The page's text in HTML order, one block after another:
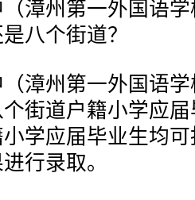
州第一外国语学
八个街道？
州第一外国语学
街道户籍小学应
学应届毕业生均
行录取。